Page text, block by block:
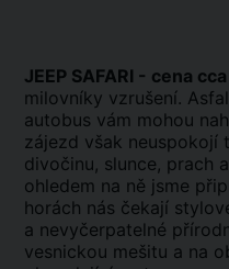
JEEP SAFARI - cena
milovníky vzrušení.
autobus vám mohou
zájezd však neuspokojí
divočinu, slunce, prach
ohledem na ně jsme
horách nás čekají
a nevyčerpatelné
vesnickou mešitu a na